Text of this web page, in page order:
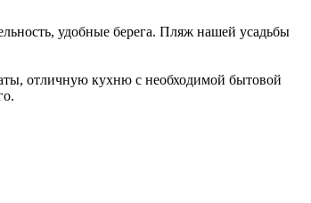
удобные берега. Пляж нашей усадьбы
отличную кухню с необходимой бытовой